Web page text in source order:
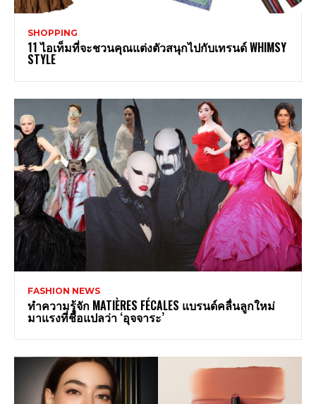
SHOPPING
11 ไอเท็มที่จะชวนคุณแต่งตัวสนุกไปกับเทรนด์ WHIMSY
STYLE
FASHION NEWS
ทำความรู้จัก MATIÈRES FÉCALES แบรนด์คลื่นลูกใหม่
มาแรงที่ชื่อแปลว่า ‘อุจจาระ’